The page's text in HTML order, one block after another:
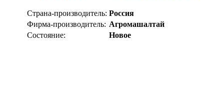
Страна-производитель: Россия
Фирма-производитель: Агромашалтай
Состояние:
Новое